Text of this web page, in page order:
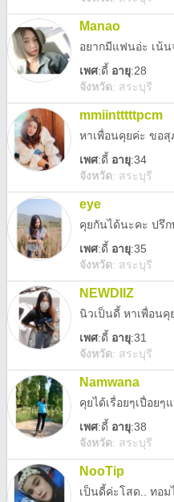
Manao
เพศ:ดี้ อายุ:28
จังหวัด: สระบุรี
mmiintttttpcm
หาเพื่อนคุยค่ะ ขอ
เพศ:ดี้ อายุ:34
จังหวัด: สระบุรี
eye
เพศ:ดี้ อายุ:35
จังหวัด: สระบุรี
NEWDIIZ
เพศ:ดี้ อายุ:31
จังหวัด: สระบุรี
Namwana
คุยได้เรื่อยๆเปื่อยๆ
เพศ:ดี้ อายุ:38
จังหวัด: สระบุรี
NooTip
เป็นดี้ค่ะโสด.. ทอม